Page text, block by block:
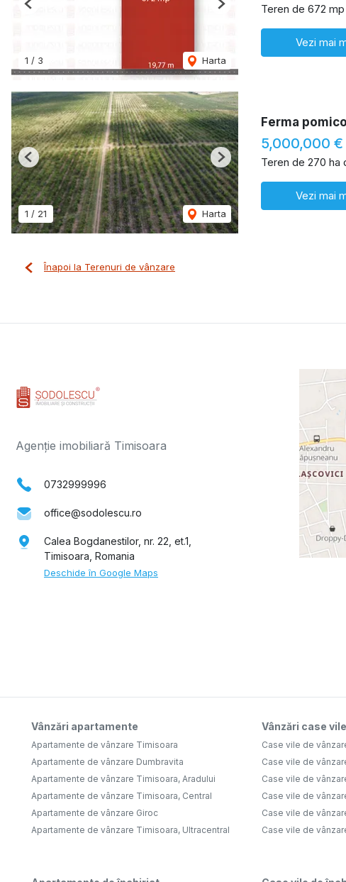
1 / 3 Harta
Previous Next Teren de 672
Vezi mai
1 / 21 Harta
Previous Next
Ferma
5,000,000 €
Teren de 270 ha
Vezi mai
Înapoi la Terenuri de vânzare
Agenție imobiliară Timisoara
0732999996
office@sodolescu.ro
Calea Bogdanestilor, nr. 22, et.1,
Timisoara, Romania
Deschide în Google Maps
Vânzări apartamente
Apartamente de vânzare Timisoara
Apartamente de vânzare Dumbravita
Apartamente de vânzare Timisoara, Aradului
Apartamente de vânzare Timisoara, Central
Apartamente de vânzare Giroc
Apartamente de vânzare Timisoara, Ultracentral
Vânzări case vile
Case vile de
Case vile de
Case vile de
Case vile de
Case vile de
Case vile de